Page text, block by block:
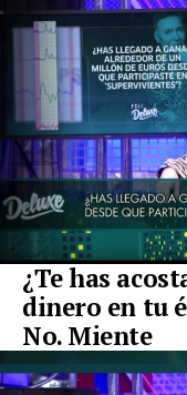
¿Te has
dinero en tu
No. Miente